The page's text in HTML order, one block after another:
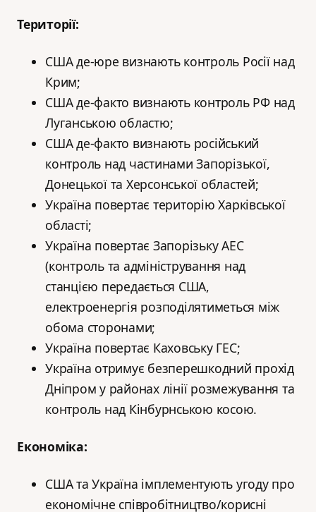
Території:
США де-юре визнають контроль Росії над
Крим;
США де-факто визнають контроль РФ над
Луганською областю;
США де-факто визнають російський
контроль над частинами Запорізької,
Донецької та Херсонської областей;
Україна повертає територію Харківської
області;
Україна повертає Запорізьку АЕС
(контроль та адміністрування над
станцією передається США,
електроенергія розподілятиметься між
обома сторонами;
Україна повертає Каховську ГЕС;
Україна отримує безперешкодний прохід
Дніпром у районах лінії розмежування та
контроль над Кінбурнською косою.
Економіка:
США та Україна імплементують угоду про
економічне співробітництво/корисні